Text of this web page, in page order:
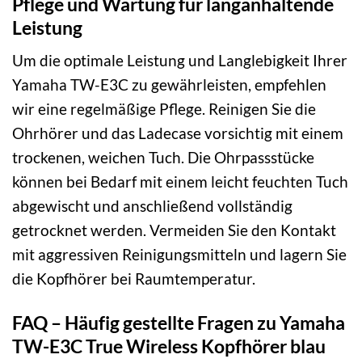
Leistung
Um die optimale Leistung und Langlebigkeit Ihrer
Yamaha TW-E3C zu gewährleisten, empfehlen
wir eine regelmäßige Pflege. Reinigen Sie die
Ohrhörer und das Ladecase vorsichtig mit einem
trockenen, weichen Tuch. Die Ohrpassstücke
können bei Bedarf mit einem leicht feuchten Tuch
abgewischt und anschließend vollständig
getrocknet werden. Vermeiden Sie den Kontakt
mit aggressiven Reinigungsmitteln und lagern Sie
die Kopfhörer bei Raumtemperatur.
FAQ – Häufig gestellte Fragen zu Yamaha
TW-E3C True Wireless Kopfhörer blau